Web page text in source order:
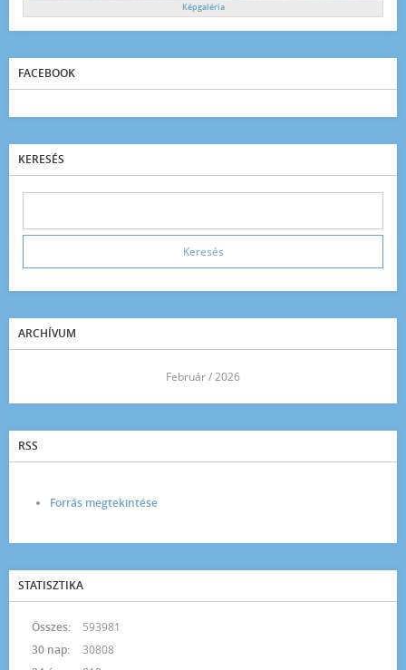
Képgaléria
FACEBOOK
KERESÉS
ARCHÍVUM
Február / 2026
RSS
Forrás megtekintése
STATISZTIKA
Összes:
593981
30 nap:
30808